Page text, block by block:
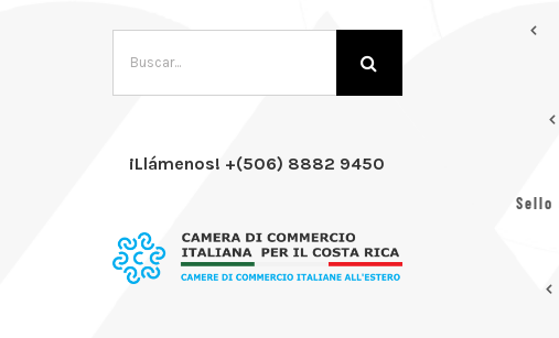
¡Llámenos! +(506) 8882 9450
Sello